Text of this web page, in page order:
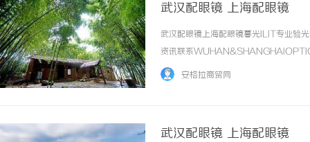
武汉配眼镜 上海配眼镜
武汉配眼镜上海配眼镜暮光ILIT专业验
资讯联系
品牌，现于武汉与上海设有4家门店。
安格拉商贸网
武汉配眼镜 上海配眼镜